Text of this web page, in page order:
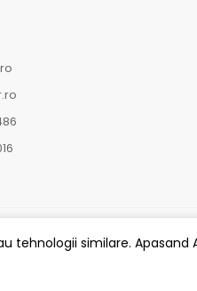
tehnologii similare.